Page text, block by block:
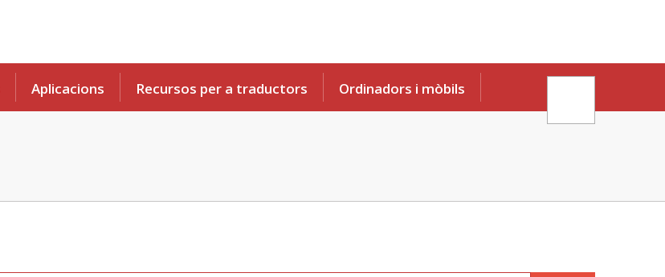
Aplicacions Recursos per a traductors Ordinadors i mòbils